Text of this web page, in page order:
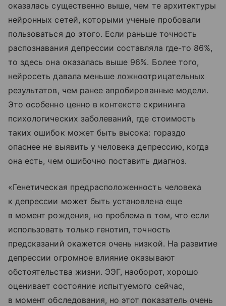
оказалась существенно выше, чем те архитектуры
нейронных сетей, которыми ученые пробовали
пользоваться до этого. Если раньше точность
распознавания депрессии составляла где-то 86%,
то здесь она оказалась выше 96%. Более того,
нейросеть давала меньше ложноотрицательных
результатов, чем ранее апробированные модели.
Это особенно ценно в контексте скрининга
психологических заболеваний, где стоимость
таких ошибок может быть высока: гораздо
опаснее не выявить у человека депрессию, когда
она есть, чем ошибочно поставить диагноз.
«Генетическая предрасположенность человека
к депрессии может быть установлена еще
в момент рождения, но проблема в том, что если
использовать только генотип, точность
предсказаний окажется очень низкой. На развитие
депрессии огромное влияние оказывают
обстоятельства жизни. ЭЭГ, наоборот, хорошо
оценивает состояние испытуемого сейчас,
в момент обследования, но этот показатель очень